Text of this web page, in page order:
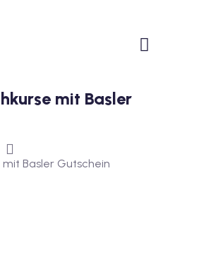
mit Basler
Basler Gutschein